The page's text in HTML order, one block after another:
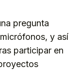
pregunta
y así
participar en